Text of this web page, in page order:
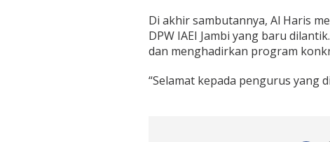
Di akhir sambutannya, Al Haris
DPW IAEI Jambi yang baru
dan menghadirkan program
“Selamat kepada pengurus yang